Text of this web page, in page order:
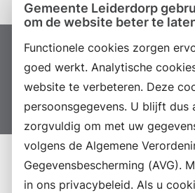
Gemeente Leiderdorp
om de website beter te
Functionele cookies zorgen
goed werkt. Analytische
website te verbeteren. Deze
persoonsgegevens. U blijft dus
zorgvuldig om met uw
volgens de Algemene
Gegevensbescherming (AVG).
in ons privacybeleid. Als u
Proclaimer Colofon
Sitemap
Privacyverklaring
Suggesties
Archief Vacatures